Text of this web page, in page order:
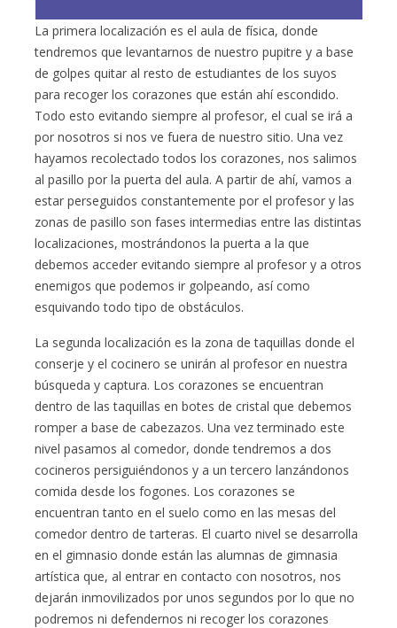
La primera localización es el aula de física, donde
tendremos que levantarnos de nuestro pupitre y a base
de golpes quitar al resto de estudiantes de los suyos
para recoger los corazones que están ahí escondido.
Todo esto evitando siempre al profesor, el cual se irá a
por nosotros si nos ve fuera de nuestro sitio. Una vez
hayamos recolectado todos los corazones, nos salimos
al pasillo por la puerta del aula. A partir de ahí, vamos a
estar perseguidos constantemente por el profesor y las
zonas de pasillo son fases intermedias entre las distintas
localizaciones, mostrándonos la puerta a la que
debemos acceder evitando siempre al profesor y a otros
enemigos que podemos ir golpeando, así como
esquivando todo tipo de obstáculos.
La segunda localización es la zona de taquillas donde el
conserje y el cocinero se unirán al profesor en nuestra
búsqueda y captura. Los corazones se encuentran
dentro de las taquillas en botes de cristal que debemos
romper a base de cabezazos. Una vez terminado este
nivel pasamos al comedor, donde tendremos a dos
cocineros persiguiéndonos y a un tercero lanzándonos
comida desde los fogones. Los corazones se
encuentran tanto en el suelo como en las mesas del
comedor dentro de tarteras. El cuarto nivel se desarrolla
en el gimnasio donde están las alumnas de gimnasia
artística que, al entrar en contacto con nosotros, nos
dejarán inmovilizados por unos segundos por lo que no
podremos ni defendernos ni recoger los corazones